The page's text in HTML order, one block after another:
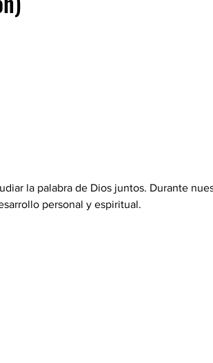
la palabra de Dios juntos. Durante
personal y espiritual.